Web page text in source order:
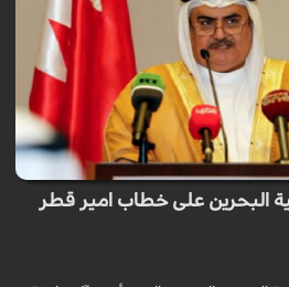
البحرين على خطاب امير قطر